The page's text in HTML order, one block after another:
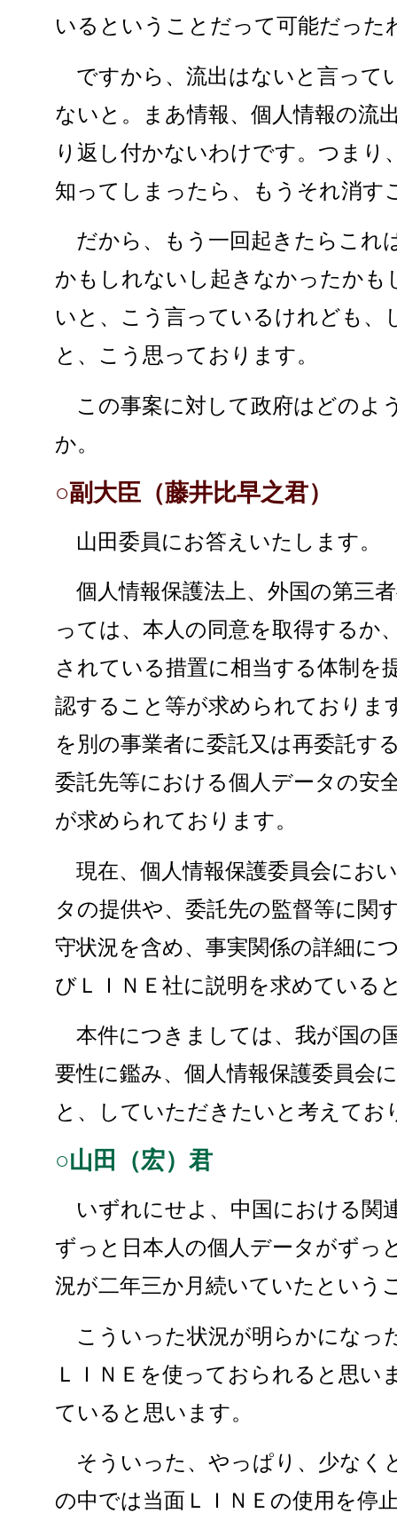
いるということだって可能だった
ですから、流出はないと言って
ないと。まあ情報、個人情報の流
り返し付かないわけです。つま
知ってしまったら、もうそれ消す
だから、もう一回起きたらこれ
かもしれないし起きなかったかも
いと、こう言っているけれども、
と、こう思っております。
この事案に対して政府はどのよ
か。
○副大臣（藤井比早之君）
山田委員にお答えいたします。
個人情報保護法上、外国の第三
っては、本人の同意を取得するか
されている措置に相当する体制を
認すること等が求められておりま
を別の事業者に委託又は再委託す
委託先等における個人データの安
が求められております。
現在、個人情報保護委員会にお
タの提供や、委託先の監督等に関
守状況を含め、事実関係の詳細に
びＬＩＮＥ社に説明を求めている
本件につきましては、我が国の
要性に鑑み、個人情報保護委員会
と、していただきたいと考えてお
○山田（宏）君
いずれにせよ、中国における関
ずっと日本人の個人データがずっ
況が二年三か月続いていたという
こういった状況が明らかになっ
ＬＩＮＥを使っておられると思い
ていると思います。
そういった、やっぱり、少なく
の中では当面ＬＩＮＥの使用を停